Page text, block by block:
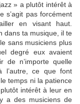
» a plutôt intérêt à
s’agit pas forcément
en visant haut.
dans ta musique, il te
sans musiciens plus
degré eux avaient
de n’importe quelle
l’autre, ce que font
temps ni la patience
plutôt intérêt à leur en
a des musiciens de